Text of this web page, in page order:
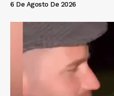
6 De Agosto De 2026